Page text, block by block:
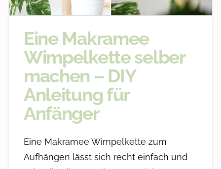
Eine Makramee
Wimpelkette selber
machen – DIY
Anleitung für
Anfänger
Eine Makramee Wimpelkette zum
Aufhängen lässt sich recht einfach und